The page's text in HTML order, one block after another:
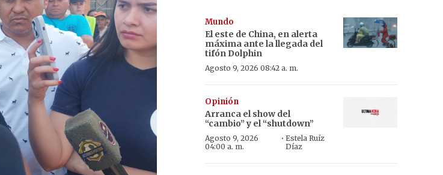
Mundo
El este de China, en alerta
máxima ante la llegada del
tifón Dolphin
Agosto 9, 2026 08:42 a. m.
Opinión
Arranca el show del
“cambio” y el “shutdown”
Agosto 9, 2026
04:00 a. m.
·Estela Ruíz
Díaz